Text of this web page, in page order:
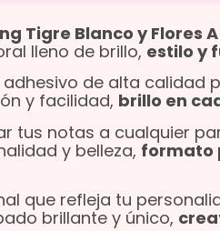
Tigre Blanco y Flores
lleno de brillo, estilo y
de alta calidad
y facilidad, brillo en
tus notas a cualquier
y belleza, formato
que refleja tu
brillante y único,